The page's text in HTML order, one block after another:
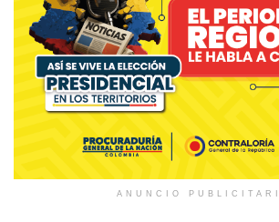
ANUNCIO